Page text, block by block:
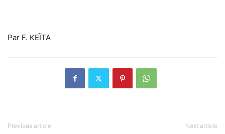
Par F. KEÏTA
Previous article Next article